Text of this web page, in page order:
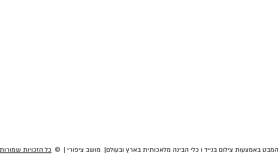
באמצעות צילום בנייד ו כלי הבינה מלאכותית בארץ ובעולם| מושב ציפורי | © כל הזכויות